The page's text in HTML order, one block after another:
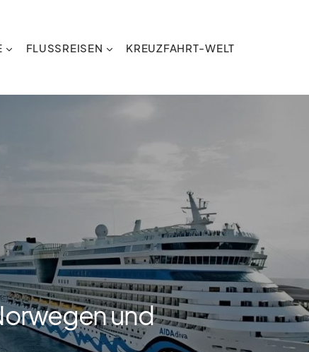
FLUSSREISEN KREUZFAHRT-WELT
und